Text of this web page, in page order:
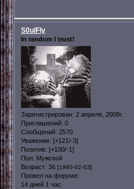
S0ulFly
In random I trust!
Зарегистрирован: 2 апреля, 2008г.
Приглашений: 0
Сообщений: 2570
Уважение: [+121/-3]
Позитив: [+100/-1]
Пол: Мужской
Возраст: 36 [1990-02-03]
Провел на форуме:
14 дней 1 час